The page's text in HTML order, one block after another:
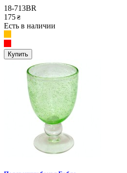
18-713BR
175 ₴
Есть в наличии
Купить